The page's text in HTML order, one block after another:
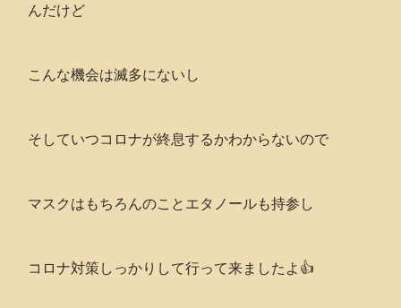
んだけど
こんな機会は滅多にないし
そしていつコロナが終息するかわからないので
マスクはもちろんのことエタノールも持参し
コロナ対策しっかりして行って来ましたよ👍